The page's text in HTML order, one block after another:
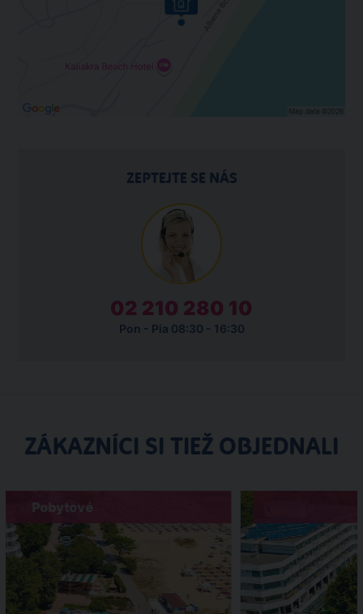
ZEPTEJTE SE NÁS
02 210 280 10
Pon - Pia 08:30 - 16:30
ZÁKAZNÍCI SI TIEŽ OBJEDNALI
Pobytové